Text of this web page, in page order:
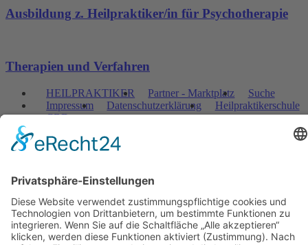
Ausbildung z. Heilpraktiker/in für Psychotherapie
Therapien und Verfahren
HEILPRAKTIKER Partner - Marktplatz
Suche
Impressum
Datenschutzerklärung
Heilpraktikerschule
CBD